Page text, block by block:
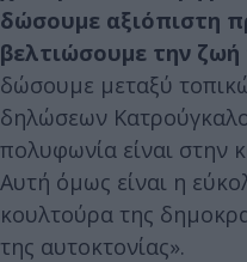
δώσουμε αξιόπιστη
βελτιώσουμε την
δώσουμε μεταξύ
δηλώσεων
πολυφωνία είναι στην
Αυτή όμως είναι η
κουλτούρα της
της αυτοκτονίας».